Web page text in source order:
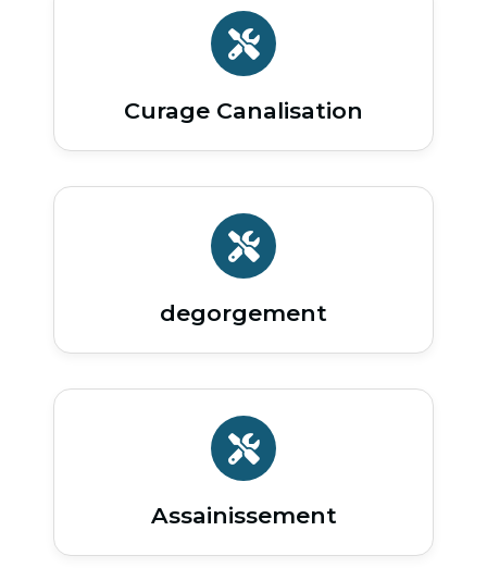
Curage Canalisation
degorgement
Assainissement